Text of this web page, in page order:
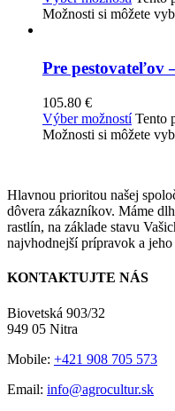
Možnosti si môžete
Pre pestovateľov
105.80 €
Výber možností Tento
Možnosti si môžete
Hlavnou prioritou našej
dôvera zákazníkov. Máme
rastlín, na základe stavu
najvhodnejší prípravok a
KONTAKTUJTE NÁS
Biovetská 903/32
949 05 Nitra
Mobile: +421 908 705 573
Email: info@agrocultur.sk